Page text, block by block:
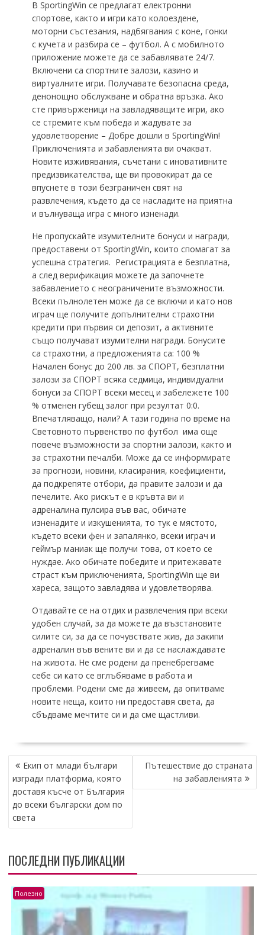
В SportingWin се предлагат електронни
спортове, както и игри като колоездене,
моторни състезания, надбягвания с коне, гонки
с кучета и разбира се – футбол. А с мобилното
приложение можете да се забавлявате 24/7.
Включени са спортните залози, казино и
виртуалните игри. Получавате безопасна среда,
денонощно обслужване и обратна връзка. Ако
сте привърженици на завладяващите игри, ако
се стремите към победа и жадувате за
удовлетворение – Добре дошли в SportingWin!
Приключенията и забавленията ви очакват.
Новите изживявания, съчетани с иновативните
предизвикателства, ще ви провокират да се
впуснете в този безграничен свят на
развлечения, където да се насладите на приятна
и вълнуваща игра с много изненади.
Не пропускайте изумителните бонуси и награди,
предоставени от SportingWin, които спомагат за
успешна стратегия. Регистрацията е безплатна,
а след верификация можете да започнете
забавлението с неограничените възможности.
Всеки пълнолетен може да се включи и като нов
играч ще получите допълнителни страхотни
кредити при първия си депозит, а активните
също получават изумителни награди. Бонусите
са страхотни, а предложенията са: 100 %
Начален бонус до 200 лв. за СПОРТ, безплатни
залози за СПОРТ всяка седмица, индивидуални
бонуси за СПОРТ всеки месец и забележете 100
% отменен губещ залог при резултат 0:0.
Впечатляващо, нали? А тази година по време на
Световното първенство по футбол има още
повече възможности за спортни залози, както и
за страхотни печалби. Може да се информирате
за прогнози, новини, класирания, коефициенти,
да подкрепяте отбори, да правите залози и да
печелите. Ако рискът е в кръвта ви и
адреналина пулсира във вас, обичате
изненадите и изкушенията, то тук е мястото,
където всеки фен и запалянко, всеки играч и
геймър маниак ще получи това, от което се
нуждае. Ако обичате победите и притежавате
страст към приключенията, SportingWin ще ви
хареса, защото завладява и удовлетворява.
Отдавайте се на отдих и развлечения при всеки
удобен случай, за да можете да възстановите
силите си, за да се почувствате жив, да закипи
адреналин във вените ви и да се наслаждавате
на живота. Не сме родени да пренебрегваме
себе си като се вглъбяваме в работа и
проблеми. Родени сме да живеем, да опитваме
новите неща, които ни предоставя света, да
сбъдваме мечтите си и да сме щастливи.
НАВИГАЦИЯ
Екип от млади българи
изгради платформа, която
доставя късче от България
до всеки български дом по
света
Пътешествие до страната
на забавленията
ПОСЛЕДНИ ПУБЛИКАЦИИ
Полезно